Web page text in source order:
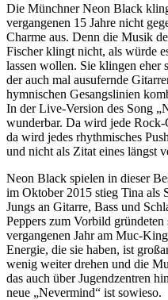
Die Münchner Neon Black
vergangenen 15 Jahre nicht
Charme aus. Denn die Musik
Fischer klingt nicht, als würde
lassen wollen. Sie klingen eher
der auch mal ausufernde
hymnischen Gesangslinien
In der Live-Version des Song
wunderbar. Da wird jede Rock-
da wird jedes rhythmisches
und nicht als Zitat eines längst
Neon Black spielen in dieser
im Oktober 2015 stieg Tina als
Jungs an Gitarre, Bass und
Peppers zum Vorbild
vergangenen Jahr am Muc-
Energie, die sie haben, ist
wenig weiter drehen und die
das auch über Jugendzentren
neue „Nevermind“ ist sowieso.